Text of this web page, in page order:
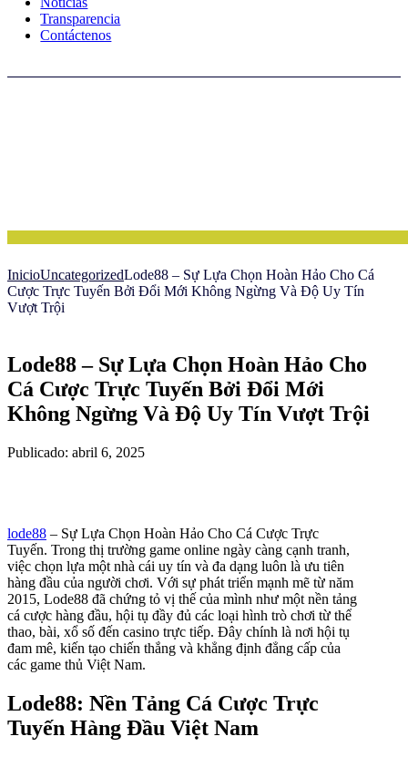
Transparencia
Contáctenos
InicioUncategorizedLode88 – Sự Lựa Chọn Hoàn Hảo Cho Cá
Cược Trực Tuyến Bởi Đổi Mới Không Ngừng Và Độ Uy Tín
Vượt Trội
Lode88 – Sự Lựa Chọn Hoàn Hảo Cho
Cá Cược Trực Tuyến Bởi Đổi Mới
Không Ngừng Và Độ Uy Tín Vượt Trội
Publicado: abril 6, 2025
lode88 – Sự Lựa Chọn Hoàn Hảo Cho Cá Cược Trực
Tuyến. Trong thị trường game online ngày càng cạnh tranh,
việc chọn lựa một nhà cái uy tín và đa dạng luôn là ưu tiên
hàng đầu của người chơi. Với sự phát triển mạnh mẽ từ năm
2015, Lode88 đã chứng tỏ vị thế của mình như một nền tảng
cá cược hàng đầu, hội tụ đầy đủ các loại hình trò chơi từ thể
thao, bài, xổ số đến casino trực tiếp. Đây chính là nơi hội tụ
đam mê, kiến tạo chiến thắng và khẳng định đẳng cấp của
các game thủ Việt Nam.
Lode88: Nền Tảng Cá Cược Trực
Tuyến Hàng Đầu Việt Nam